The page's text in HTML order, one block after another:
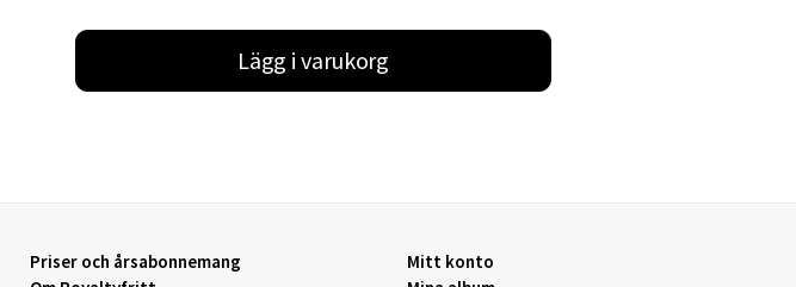
Lägg i varukorg
Priser och årsabonnemang
Mitt konto